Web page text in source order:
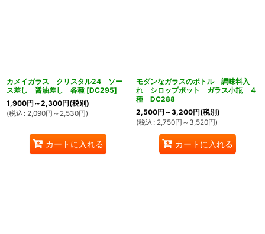
カメイガラス クリスタル24 ソー
ス差し 醤油差し 各種 [DC295]
1,900円 ～2,300円(税別)
(税込 : 2,090円 ～2,530円)
カートに入れる
モダンなガラスのボトル 調味料入
れ シロップポット ガラス小瓶 ４
種 DC288
2,500円 ～3,200円(税別)
(税込 : 2,750円 ～3,520円)
カートに入れる
堂